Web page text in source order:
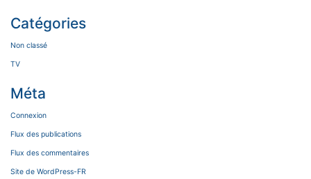
Catégories
Non classé
TV
Méta
Connexion
Flux des publications
Flux des commentaires
Site de WordPress-FR